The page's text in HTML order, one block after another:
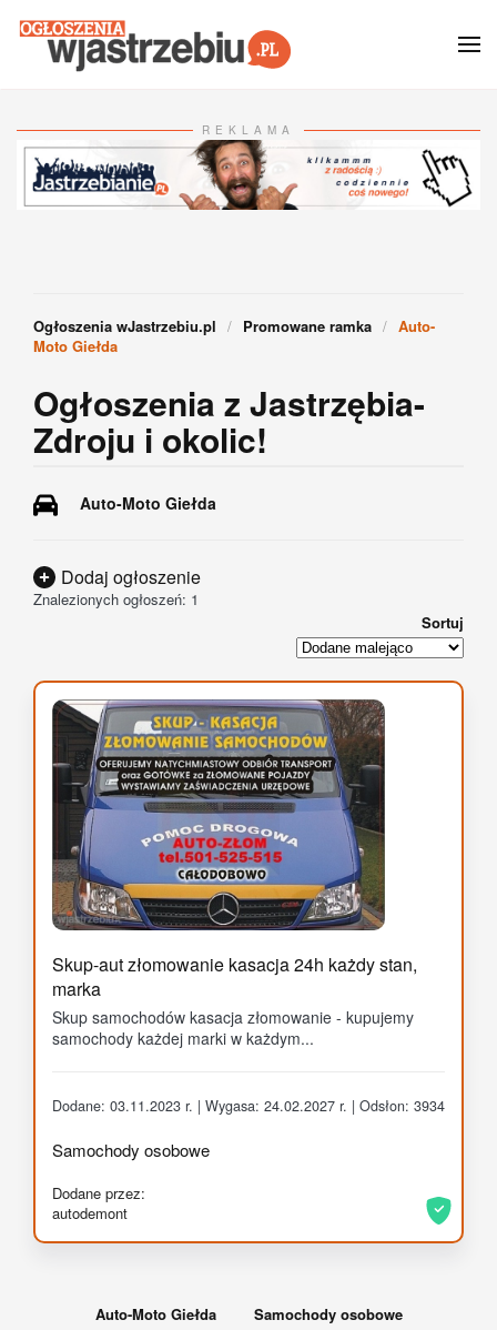
Przejdź do głównej treści
REKLAMA
Ogłoszenia wJastrzebiu.pl Promowane ramka
Auto-
Moto Giełda
Ogłoszenia z Jastrzębia-
Zdroju i okolic!
Auto-Moto Giełda
Dodaj ogłoszenie
Znalezionych ogłoszeń: 1
Sortuj
Skup-aut złomowanie kasacja 24h każdy stan,
marka
Skup samochodów kasacja złomowanie - kupujemy
samochody każdej marki w każdym...
Dodane: 03.11.2023 r. | Wygasa: 24.02.2027 r. | Odsłon: 3934
Samochody osobowe
Dodane przez:
autodemont
Auto-Moto Giełda
Samochody osobowe